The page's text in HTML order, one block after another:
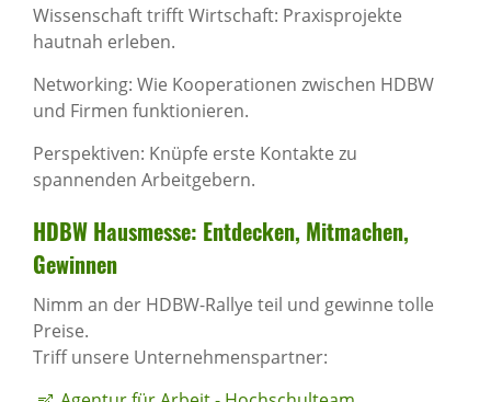
Wissenschaft trifft Wirtschaft: Praxisprojekte
hautnah erleben.
Networking: Wie Kooperationen zwischen HDBW
und Firmen funktionieren.
Perspektiven: Knüpfe erste Kontakte zu
spannenden Arbeitgebern.
HDBW Haus­messe: Entde­cken, Mitma­chen,
Gewinnen
Nimm an der HDBW-Rallye teil und gewinne tolle
Preise.
Triff unsere Unternehmenspartner: